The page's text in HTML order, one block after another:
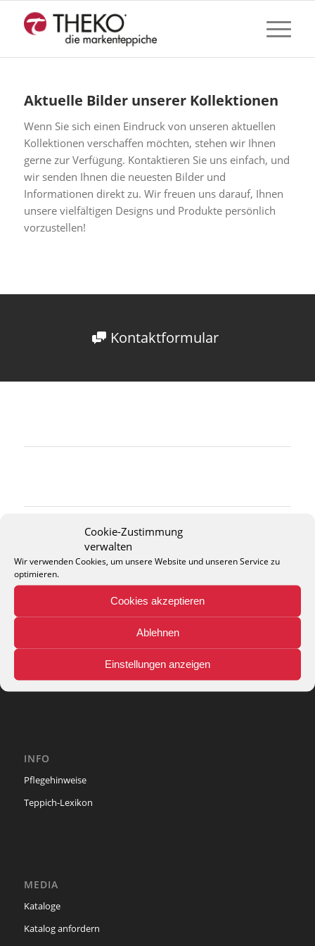
Cookie-Zustimmung
verwalten
Wir verwenden Cookies, um unsere Website und unseren Service zu
optimieren.
Cookies akzeptieren
Ablehnen
Einstellungen anzeigen
Aktuelle Bilder unserer Kollektionen
Wenn Sie sich einen Eindruck von unseren aktuellen
Kollektionen verschaffen möchten, stehen wir Ihnen
gerne zur Verfügung. Kontaktieren Sie uns einfach, und
wir senden Ihnen die neuesten Bilder und
Informationen direkt zu. Wir freuen uns darauf, Ihnen
unsere vielfältigen Designs und Produkte persönlich
vorzustellen!
Kontaktformular
THEO KELLER GMBH
44867 Bochum
phone: + 49 (2327) 3083 - 20
e-mail:info@theko-collection.com
INFO
Pflegehinweise
Teppich-Lexikon
MEDIA
Kataloge
Katalog anfordern